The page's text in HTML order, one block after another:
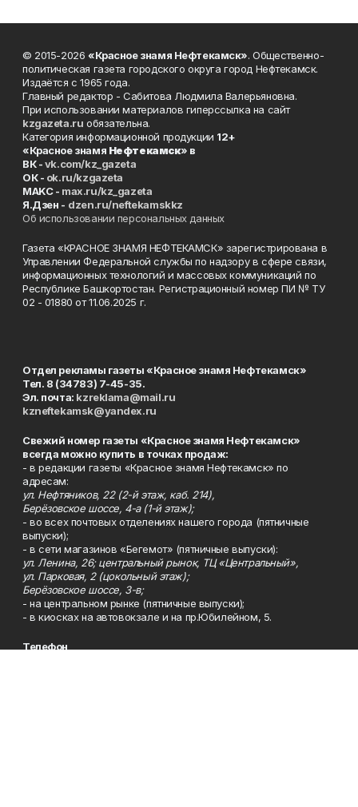
© 2015-2026 «Красное знамя Нефтекамск». Общественно-
политическая газета городского округа город Нефтекамск.
Издаётся с 1965 года.
Главный редактор - Сабитова Людмила Валерьяновна.
При использовании материалов гиперссылка на сайт
kzgazeta.ru обязательна.
Категория информационной продукции 12+
«Красное знамя Нефтекамск» в
ВК -vk.com/kz_gazeta
ОК - ok.ru/kzgazeta
MAKC - max.ru/kz_gazeta
Я.Дзен - dzen.ru/neftekamskkz
Об использовании персональных данных
Газета «КРАСНОЕ ЗНАМЯ НЕФТЕКАМСК» зарегистрирована в
Управлении Федеральной службы по надзору в сфере связи,
информационных технологий и массовых коммуникаций по
Республике Башкортостан. Регистрационный номер ПИ № ТУ
02 - 01880 от 11.06.2025 г.
Отдел рекламы газеты «Красное знамя Нефтекамск»
Тел. 8 (34783) 7-45-35.
Эл. почта: kzreklama@mail.ru
kzneftekamsk@yandex.ru
Свежий номер газеты «Красное знамя Нефтекамск»
всегда можно купить в точках продаж:
- в редакции газеты «Красное знамя Нефтекамск» по
адресам:
ул. Нефтяников, 22 (2-й этаж, каб. 214),
Берёзовское шоссе, 4-а (1-й этаж);
- во всех почтовых отделениях нашего города (пятничные
выпуски);
- в сети магазинов «Бегемот» (пятничные выпуски):
ул. Ленина, 26; центральный рынок, ТЦ «Центральный»,
ул. Парковая, 2 (цокольный этаж);
Берёзовское шоссе, 3-в;
- на центральном рынке (пятничные выпуски);
- в киосках на автовокзале и на пр.Юбилейном, 5.
Телефон